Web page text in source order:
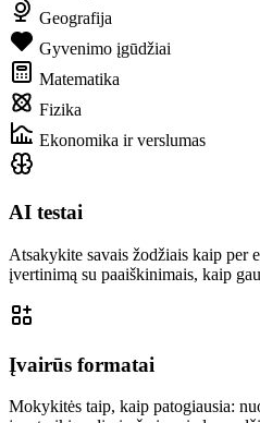
Geografija
Gyvenimo įgūdžiai
Matematika
Fizika
Ekonomika ir verslumas
AI testai
Atsakykite savais žodžiais kaip per
įvertinimą su paaiškinimais, kaip
Įvairūs formatai
Mokykitės taip, kaip patogiausia: